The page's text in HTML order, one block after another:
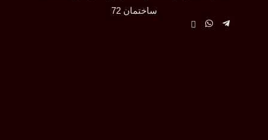
ساختمان 72